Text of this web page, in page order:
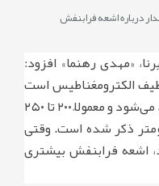
درباره اشعه فرابنفش
«مهدی رهنما» افزود:
الکترومغناطیس است
که از سمت خورشید به زمین ارسال می‌شود و معمولاً ۲۰۰ تا ۲۵۰
و در برخی منابع تا ۲۸۰ نانومتر ذکر شده است. وقتی
اشعه فرابنفش بیشتری